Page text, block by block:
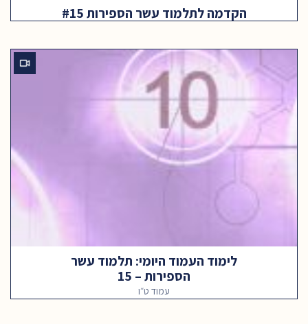
הקדמה לתלמוד עשר הספירות #15
לימוד העמוד היומי: תלמוד עשר
הספירות – 15
עמוד ט״ו